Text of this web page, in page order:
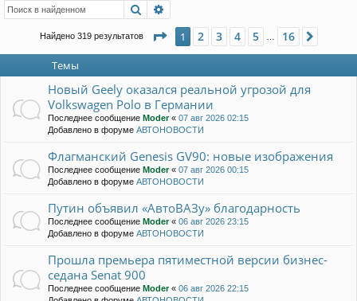
и
Поиск
Найдено 319 результатов Страница из 16
1 2 3 4 5 16
Темы
Новый Geely оказался реальной угрозой для
Volkswagen Polo в Германии
Последнее сообщение Moder« 07 авг 2026 02:15
Добавлено в форуме АВТОНОВОСТИ
Флагманский Genesis GV90: новые изображения
Последнее сообщение Moder« 07 авг 2026 00:15
Добавлено в форуме АВТОНОВОСТИ
Путин объявил «АвтоВАЗу» благодарность
Последнее сообщение Moder« 06 авг 2026 23:15
Добавлено в форуме АВТОНОВОСТИ
Прошла премьера пятиместной версии бизнес-
седана Senat 900
Последнее сообщение Moder« 06 авг 2026 22:15